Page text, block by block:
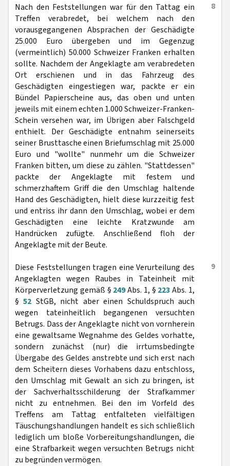
8
Nach den Feststellungen war für den Tattag ein
Treffen verabredet, bei welchem nach den
vorausgegangenen Absprachen der Geschädigte
25.000 Euro übergeben und im Gegenzug
(vermeintlich) 50.000 Schweizer Franken erhalten
sollte. Nachdem der Angeklagte am verabredeten
Ort erschienen und in das Fahrzeug des
Geschädigten eingestiegen war, packte er ein
Bündel Papierscheine aus, das oben und unten
jeweils mit einem echten 1.000 Schweizer-Franken-
Schein versehen war, im Übrigen aber Falschgeld
enthielt. Der Geschädigte entnahm seinerseits
seiner Brusttasche einen Briefumschlag mit 25.000
Euro und "wollte" nunmehr um die Schweizer
Franken bitten, um diese zu zählen. "Stattdessen"
packte der Angeklagte mit festem und
schmerzhaftem Griff die den Umschlag haltende
Hand des Geschädigten, hielt diese kurzzeitig fest
und entriss ihr dann den Umschlag, wobei er dem
Geschädigten eine leichte Kratzwunde am
Handrücken zufügte. Anschließend floh der
Angeklagte mit der Beute.
9
Diese Feststellungen tragen eine Verurteilung des
Angeklagten wegen Raubes in Tateinheit mit
Körperverletzung gemäß § 249Abs. 1, § 223Abs. 1,
§52 StGB, nicht aber einen Schuldspruch auch
wegen tateinheitlich begangenen versuchten
Betrugs. Dass der Angeklagte nicht von vornherein
eine gewaltsame Wegnahme des Geldes vorhatte,
sondern zunächst (nur) die irrtumsbedingte
Übergabe des Geldes anstrebte und sich erst nach
dem Scheitern dieses Vorhabens dazu entschloss,
den Umschlag mit Gewalt an sich zu bringen, ist
der Sachverhaltsschilderung der Strafkammer
nicht zu entnehmen. Bei den im Vorfeld des
Treffens am Tattag entfalteten vielfältigen
Täuschungshandlungen handelt es sich schließlich
lediglich um bloße Vorbereitungshandlungen, die
eine Strafbarkeit wegen versuchten Betrugs nicht
zu begründen vermögen.